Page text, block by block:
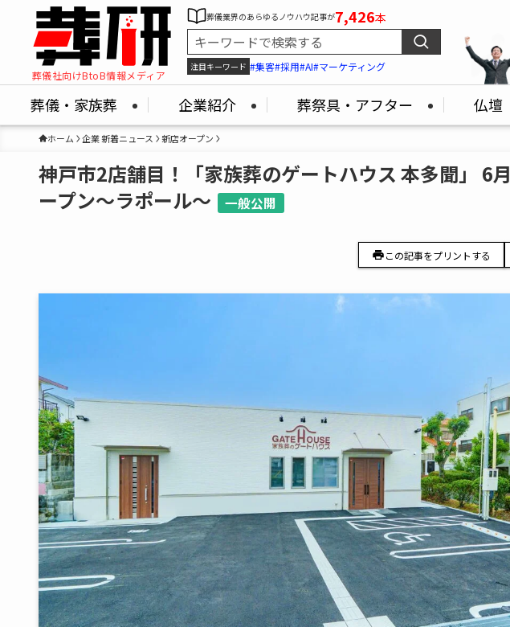
葬儀社向けBtoB情報メディア
葬儀業界のあらゆるノウハウ記事が7,426本
注目キーワード #集客#採用#AI#マーケティング
葬儀・家族葬 企業紹介 葬祭具・アフター 仏壇
ホーム 企業 新着ニュース 新店オープン
神戸市2店舗目！「家族葬のゲートハウス 本多聞」 6
ープン～ラポール～
一般公開
この記事をプリントする